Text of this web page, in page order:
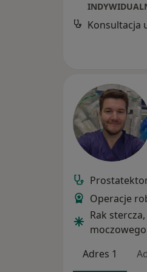
Konsultacja
Operacje
Rak
moczowego
Adres 1